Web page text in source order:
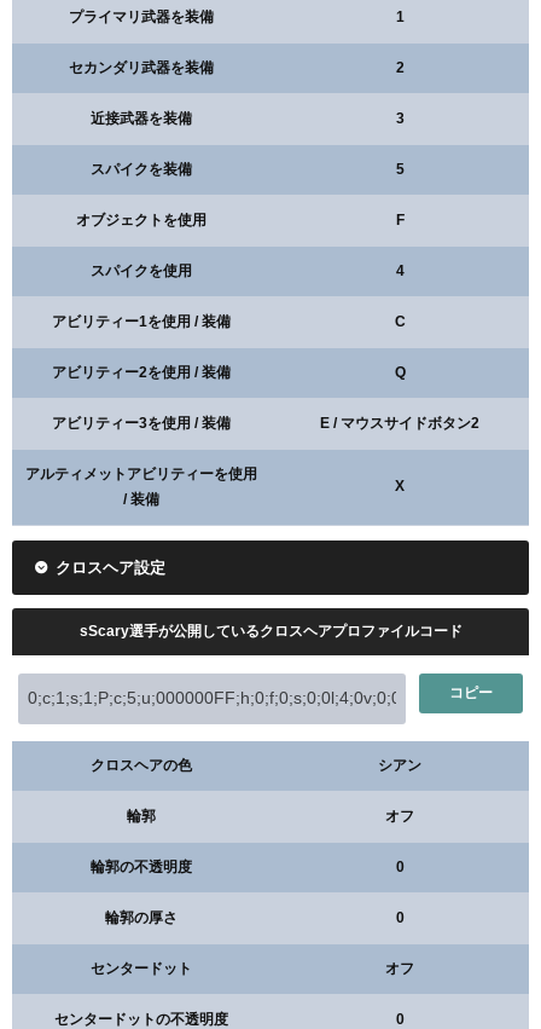
プライマリ武器を装備 1
セカンダリ武器を装備 2
近接武器を装備 3
スパイクを装備 5
オブジェクトを使用 F
スパイクを使用 4
アビリティー1を使用 / 装備 C
アビリティー2を使用 / 装備 Q
アビリティー3を使用 / 装備 E / マウスサイドボタン2
アルティメットアビリティーを使用
/ 装備
X
クロスヘア設定
sScary選手が公開しているクロスヘアプロファイルコード
コピー
クロスヘアの色 シアン
輪郭 オフ
輪郭の不透明度 0
輪郭の厚さ 0
センタードット オフ
センタードットの不透明度 0